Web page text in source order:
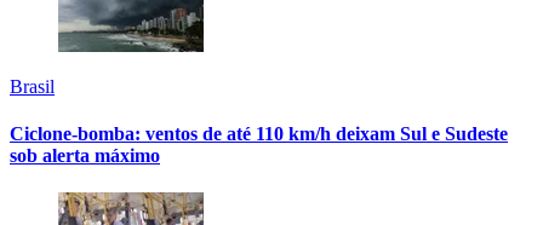
Brasil
Ciclone-bomba: ventos de até 110 km/h deixam Sul e Sudeste
sob alerta máximo